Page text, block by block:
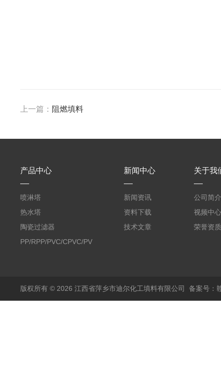
上一篇： 阻燃填料
产品中心
喷淋塔
热水塔
陶瓷过滤器
PP/RPP/PVC/CPVC/PVDF
新闻中心
新闻资讯
资料下载
技术文章
关于我
公司简介
视频中心
荣誉资质
版权所有 © 2026 江西省萍乡市迪尔化工填料有限公司 备案号：